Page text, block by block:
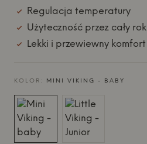
Regulacja temperatury
Użyteczność przez cały rok
Lekki i przewiewny komfort
KOLOR: MINI VIKING - BABY